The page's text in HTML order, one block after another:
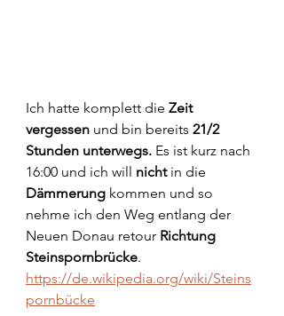
Ich hatte komplett die Zeit
vergessen und bin bereits 21/2
Stunden unterwegs. Es ist kurz nach
16:00 und ich will nicht in die
Dämmerung kommen und so
nehme ich den Weg entlang der
Neuen Donau retour Richtung
Steinspornbrücke.
https://de.wikipedia.org/wiki/Steins
pornbücke